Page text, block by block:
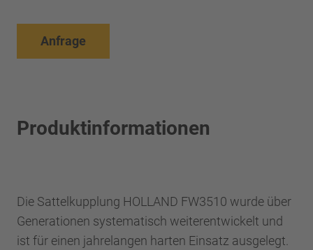
Anfrage
Produktinformationen
Die Sattelkupplung HOLLAND FW3510 wurde über
Generationen systematisch weiterentwickelt und
ist für einen jahrelangen harten Einsatz ausgelegt.